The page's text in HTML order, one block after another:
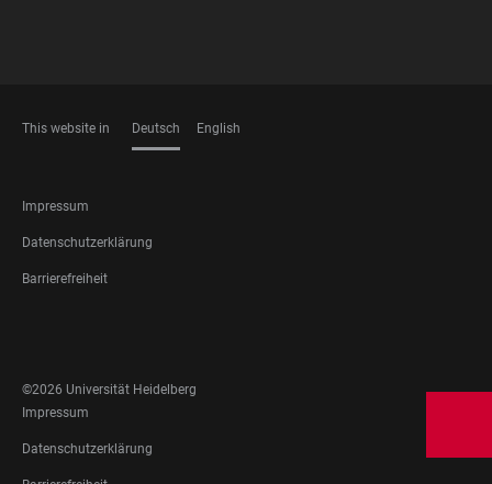
This website in Deutsch English
FOOTER
LEGAL
Impressum
Datenschutzerklärung
Barrierefreiheit
MEDIA
©2026 Universität Heidelberg
FOOTER
LEGAL
Impressum
Datenschutzerklärung